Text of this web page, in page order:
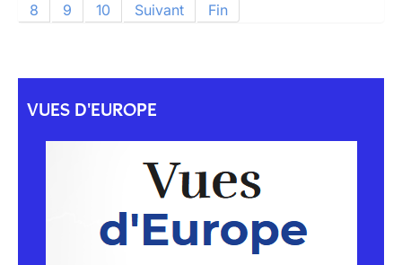
8
9 10 Suivant Fin
VUES D'EUROPE